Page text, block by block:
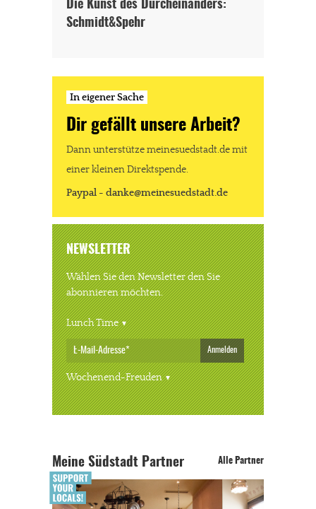
Die Kunst des Durcheinanders:
Schmidt&Spehr
In eigener Sache
Dir gefällt unsere Arbeit?
Dann unterstütze meinesuedstadt.de mit
einer kleinen Direktspende.
Paypal - danke@meinesuedstadt.de
NEWSLETTER
Wählen Sie den Newsletter den Sie
abonnieren möchten.
Lunch Time
Anmelden
Wochenend-Freuden
Meine Südstadt Partner Alle Partner